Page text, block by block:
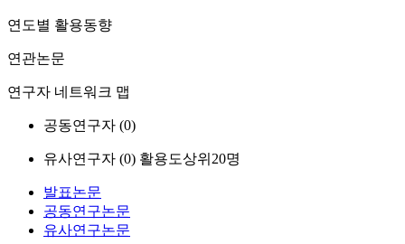
연도별 활용동향
연관논문
연구자 네트워크 맵
공동연구자 (0)
유사연구자 (0) 활용도상위20명
발표논문
공동연구논문
유사연구논문